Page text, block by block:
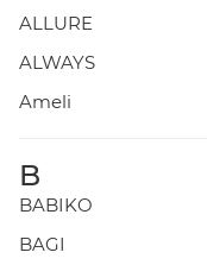
ALLURE
ALWAYS
Ameli
B
BABIKO
BAGI